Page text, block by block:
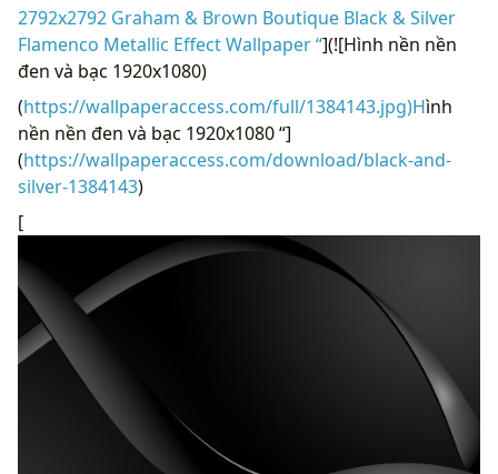
2792x2792 Graham & Brown Boutique Black & Silver
Flamenco Metallic Effect Wallpaper “](![Hình nền nền
đen và bạc 1920x1080)
(https://wallpaperaccess.com/full/1384143.jpg)Hình
nền nền đen và bạc 1920x1080 “]
(https://wallpaperaccess.com/download/black-and-
silver-1384143)
[